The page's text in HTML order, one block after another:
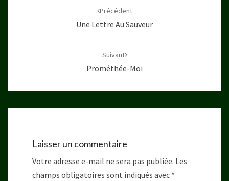
Précédent
Une Lettre Au Sauveur
Suivant
Prométhée-Moi
Laisser un commentaire
Votre adresse e-mail ne sera pas publiée. Les
champs obligatoires sont indiqués avec *